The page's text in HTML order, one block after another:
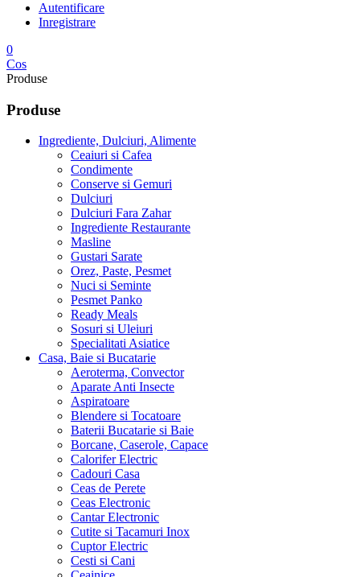
Autentificare
Inregistrare
0
Cos
Produse
Produse
Ingrediente, Dulciuri, Alimente
Ceaiuri si Cafea
Condimente
Conserve si Gemuri
Dulciuri
Dulciuri Fara Zahar
Ingrediente Restaurante
Masline
Gustari Sarate
Orez, Paste, Pesmet
Nuci si Seminte
Pesmet Panko
Ready Meals
Sosuri si Uleiuri
Specialitati Asiatice
Casa, Baie si Bucatarie
Aeroterma, Convector
Aparate Anti Insecte
Aspiratoare
Blendere si Tocatoare
Baterii Bucatarie si Baie
Borcane, Caserole, Capace
Calorifer Electric
Cadouri Casa
Ceas de Perete
Ceas Electronic
Cantar Electronic
Cutite si Tacamuri Inox
Cuptor Electric
Cesti si Cani